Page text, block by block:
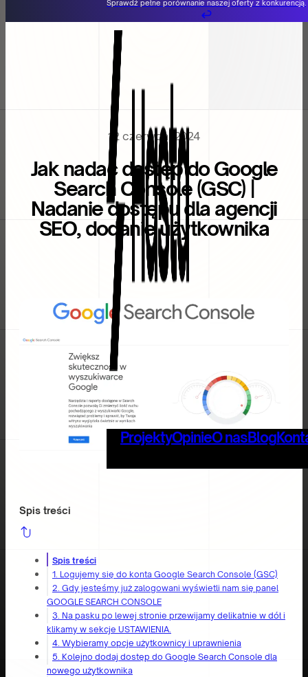
Przejdź do stopki
Sprawdź pełne porównanie naszej oferty z konkurencją.
ProjektyOpinieO nasBlog
12 czerwca, 2024
Jak nadać dostęp do Google
Search Console (GSC) |
Nadanie dostępu dla agencji
SEO, dodanie użytkownika
Spis treści
Spis treści
1. Logujemy się do konta Google Search Console (GSC)
2. Gdy jesteśmy już zalogowani wyświetli nam się panel
GOOGLE SEARCH CONSOLE
3. Na pasku po lewej stronie przewijamy delikatnie w dół i
klikamy w sekcje USTAWIENIA.
4. Wybieramy opcje użytkownicy i uprawnienia
5. Kolejno dodaj dostęp do Google Search Console dla
nowego użytkownika